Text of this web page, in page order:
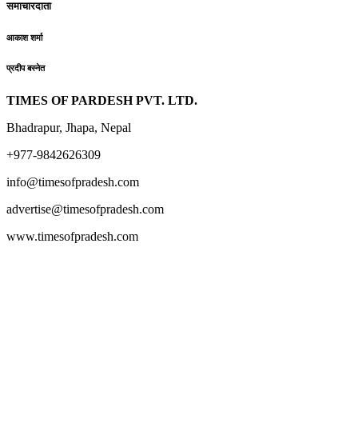
समाचारदाता
आकाश शर्मा
प्रदीप बस्नेत
TIMES OF PARDESH PVT. LTD.
Bhadrapur, Jhapa, Nepal
+977-9842626309
info@timesofpradesh.com
advertise@timesofpradesh.com
www.timesofpradesh.com